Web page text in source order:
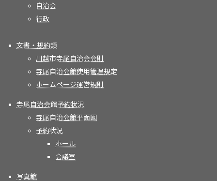
自治会
行政
文書・規約類
川越市寺尾自治会会則
寺尾自治会館使用管理規定
ホームページ運営規則
寺尾自治会館予約状況
寺尾自治会館平面図
予約状況
ホール
会議室
写真館